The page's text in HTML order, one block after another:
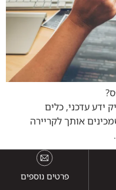
ידע עדכני, כלים
אותך לקריירה
פרטים נוספים